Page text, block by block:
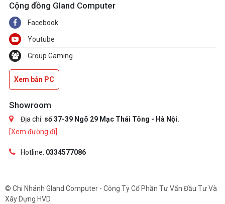
Cộng đồng Gland Computer
Facebook
Youtube
Group Gaming
Xem bản PC
Showroom
Địa chỉ: số 37-39 Ngõ 29 Mạc Thái Tông - Hà Nội.
[Xem đường đi]
Hotline: 0334577086
© Chi Nhánh Gland Computer - Công Ty Cổ Phần Tư Vấn Đầu Tư Và
Xây Dựng HVD